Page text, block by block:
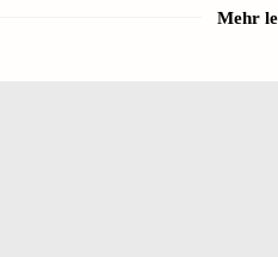
Mehr